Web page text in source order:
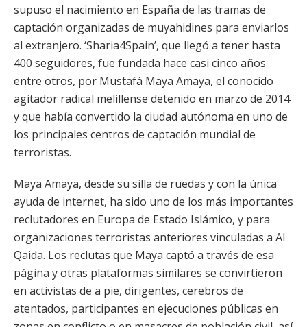
supuso el nacimiento en España de las tramas de
captación organizadas de muyahidines para enviarlos
al extranjero. ‘Sharia4Spain’, que llegó a tener hasta
400 seguidores, fue fundada hace casi cinco años
entre otros, por Mustafá Maya Amaya, el conocido
agitador radical melillense detenido en marzo de 2014
y que había convertido la ciudad autónoma en uno de
los principales centros de captación mundial de
terroristas.
Maya Amaya, desde su silla de ruedas y con la única
ayuda de internet, ha sido uno de los más importantes
reclutadores en Europa de Estado Islámico, y para
organizaciones terroristas anteriores vinculadas a Al
Qaida. Los reclutas que Maya captó a través de esa
página y otras plataformas similares se convirtieron
en activistas de a pie, dirigentes, cerebros de
atentados, participantes en ejecuciones públicas en